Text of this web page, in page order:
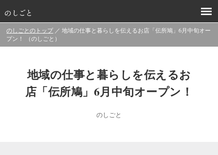
のしごとのトップ ／ 地域の仕事と暮らしを伝えるお店「伝所鳩」6月中旬オー
プン！ （のしごと）
地域の仕事と暮らしを伝えるお
店「伝所鳩」6月中旬オープン！
のしごと